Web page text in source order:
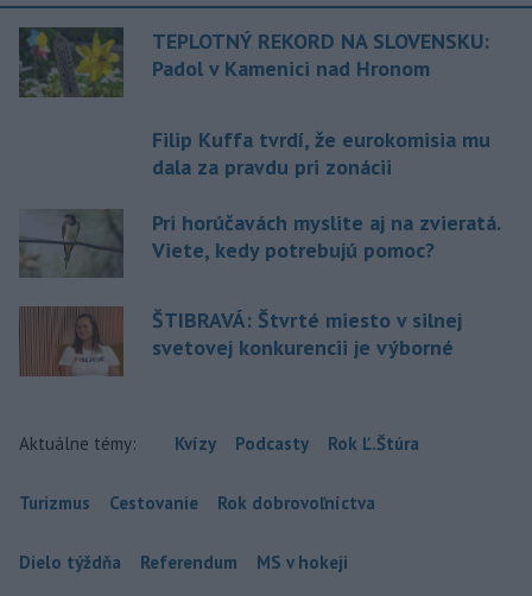
TEPLOTNÝ REKORD NA SLOVENSKU:
Padol v Kamenici nad Hronom
Filip Kuffa tvrdí, že eurokomisia mu
dala za pravdu pri zonácii
Pri horúčavách myslite aj na zvieratá.
Viete, kedy potrebujú pomoc?
ŠTIBRAVÁ: Štvrté miesto v silnej
svetovej konkurencii je výborné
Aktuálne témy: Kvízy Podcasty Rok Ľ.Štúra
Turizmus Cestovanie Rok dobrovoľníctva
Dielo týždňa Referendum MS v hokeji